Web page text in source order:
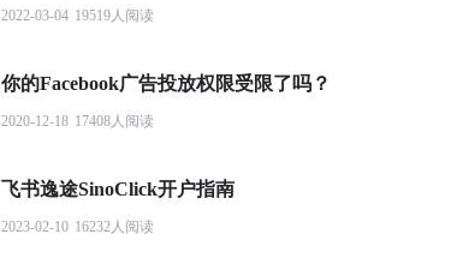
2022-03-04 19519人阅读
你的Facebook广告投放权限受限了吗？
2020-12-18 17408人阅读
飞书逸途SinoClick开户指南
2023-02-10 16232人阅读